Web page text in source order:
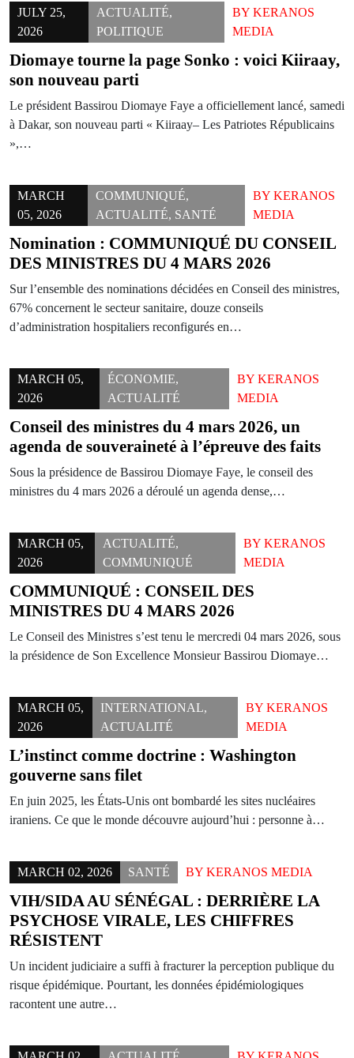
JULY 25,
2026
ACTUALITÉ,
POLITIQUE
BY KERANOS
MEDIA
Diomaye tourne la page Sonko : voici Kiiraay,
son nouveau parti
Le président Bassirou Diomaye Faye a officiellement lancé, samedi
à Dakar, son nouveau parti « Kiiraay– Les Patriotes Républicains
»,…
MARCH
05, 2026
COMMUNIQUÉ,
ACTUALITÉ, SANTÉ
BYKERANOS
MEDIA
Nomination : COMMUNIQUÉ DU CONSEIL
DES MINISTRES DU 4 MARS 2026
Sur l’ensemble des nominations décidées en Conseil des ministres,
67% concernent le secteur sanitaire, douze conseils
d’administration hospitaliers reconfigurés en…
MARCH 05,
2026
ÉCONOMIE,
ACTUALITÉ
BYKERANOS
MEDIA
Conseil des ministres du 4 mars 2026, un
agenda de souveraineté à l’épreuve des faits
Sous la présidence de Bassirou Diomaye Faye, le conseil des
ministres du 4 mars 2026 a déroulé un agenda dense,…
MARCH 05,
2026
ACTUALITÉ,
COMMUNIQUÉ
BY KERANOS
MEDIA
COMMUNIQUÉ : CONSEIL DES
MINISTRES DU 4 MARS 2026
Le Conseil des Ministres s’est tenu le mercredi 04 mars 2026, sous
la présidence de Son Excellence Monsieur Bassirou Diomaye…
MARCH 05,
2026
INTERNATIONAL,
ACTUALITÉ
BYKERANOS
MEDIA
L’instinct comme doctrine : Washington
gouverne sans filet
En juin 2025, les États-Unis ont bombardé les sites nucléaires
iraniens. Ce que le monde découvre aujourd’hui : personne à…
MARCH 02, 2026 SANTÉ BY KERANOS MEDIA
VIH/SIDA AU SÉNÉGAL : DERRIÈRE LA
PSYCHOSE VIRALE, LES CHIFFRES
RÉSISTENT
Un incident judiciaire a suffi à fracturer la perception publique du
risque épidémique. Pourtant, les données épidémiologiques
racontent une autre…